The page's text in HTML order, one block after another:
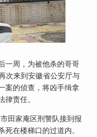
一周，为被他杀的哥哥
次来到安徽省公安厅与
案的侦查，将凶手缉拿
责任。
田家庵区刑警队接到报
在楼梯口的过道内。